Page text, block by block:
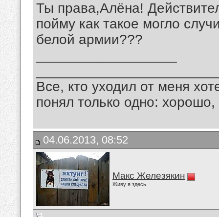
Ты права,Алёна!
пойму как такое могло
белой армии???
Все, кто уходил от меня
понял только одно:
04.06.2013, 08:52
Макс Железякин
Живу я здесь